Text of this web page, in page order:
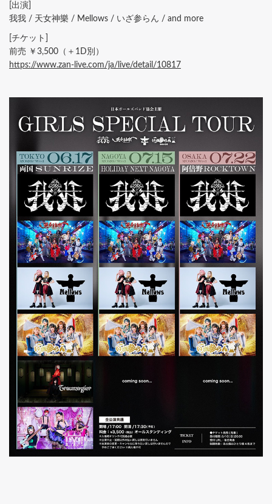
[出演]
我我 / 天女神樂 / Mellows / いざ参らん / and more
[チケット]
前売 ￥3,500（＋1D別）
https://www.zan-live.com/ja/live/detail/10817